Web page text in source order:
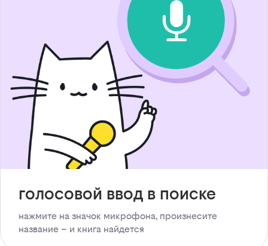
голосовой ввод в поиске
нажмите на значок микрофона, произнесите
название – и книга найдется